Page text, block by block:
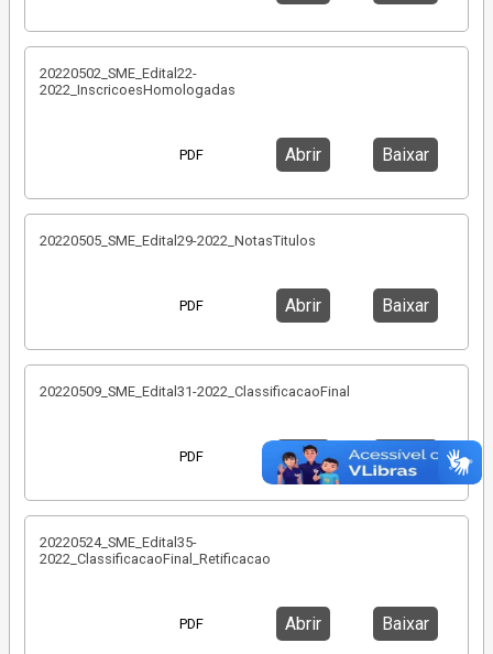
20220502_SME_Edital22-
2022_InscricoesHomologadas
PDF Abrir Baixar
20220505_SME_Edital29-2022_NotasTitulos
PDF Abrir Baixar
20220509_SME_Edital31-2022_ClassificacaoFinal
PDF Abrir Baixar
20220524_SME_Edital35-
2022_ClassificacaoFinal_Retificacao
PDF Abrir Baixar